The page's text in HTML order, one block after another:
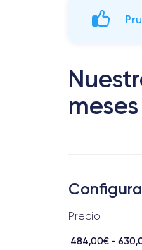
meses
Precio
484,00€ -